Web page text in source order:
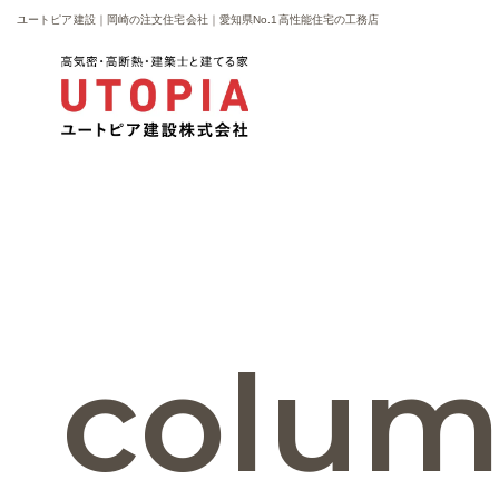
ユートピア建設｜岡崎の注文住宅会社｜愛知県No.1高性能住宅の工務店